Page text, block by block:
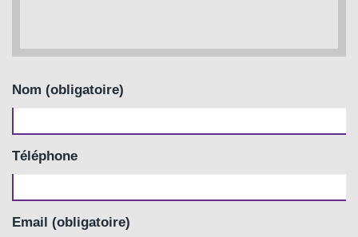
Nom (obligatoire)
Téléphone
Email (obligatoire)